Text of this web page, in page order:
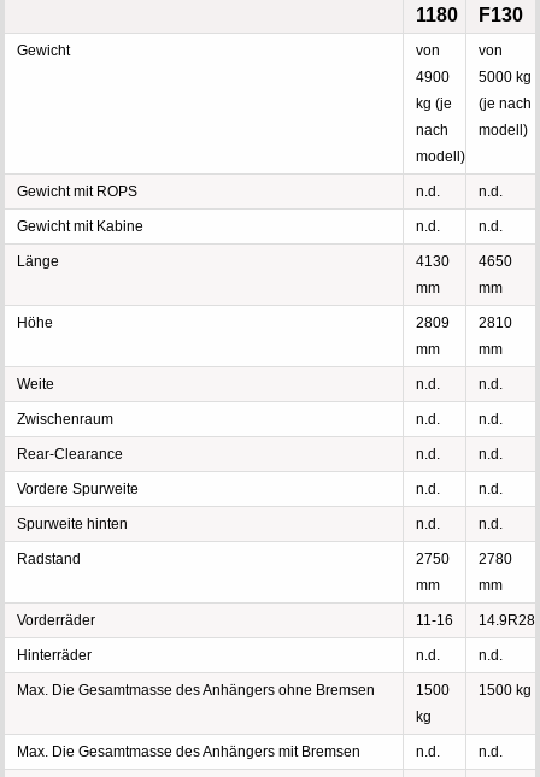
1180
F130
Gewicht
von
4900
kg (je
nach
modell)
von
5000 kg
(je nach
modell)
Gewicht mit ROPS n.d. n.d.
Gewicht mit Kabine n.d. n.d.
Länge
4130
mm
4650
mm
Höhe
2809
mm
2810
mm
Weite n.d. n.d.
Zwischenraum n.d. n.d.
Rear-Clearance n.d. n.d.
Vordere Spurweite n.d. n.d.
Spurweite hinten n.d. n.d.
Radstand
2750
mm
2780
mm
Vorderräder 11-16 14.9R28
Hinterräder n.d. n.d.
Max. Die Gesamtmasse des Anhängers ohne Bremsen
1500
kg
1500 kg
Max. Die Gesamtmasse des Anhängers mit Bremsen n.d. n.d.